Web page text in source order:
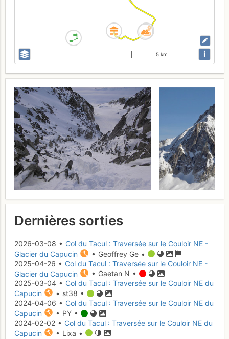
5 km i
Dernières sorties
2026-03-08 • Col du Tacul : Traversée sur le Couloir NE -
Glacier du Capucin
• Geoffrey Ge •
2025-04-26 • Col du Tacul : Traversée sur le Couloir NE -
Glacier du Capucin
• Gaetan N •
2025-03-04 • Col du Tacul : Traversée sur le Couloir NE du
Capucin
• st38 •
2024-04-06 • Col du Tacul : Traversée sur le Couloir NE du
Capucin
• PY •
2024-02-02 • Col du Tacul : Traversée sur le Couloir NE du
Capucin
• Lixa •